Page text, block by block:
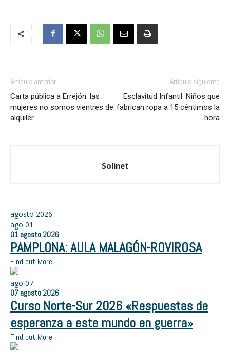
Artículo anterior
Carta pública a Errejón: las
mujeres no somos vientres de
alquiler
Artículo siguiente
Esclavitud Infantil: Niños que
fabrican ropa a 15 céntimos la
hora
Solinet
agosto 2026
ago 01
01 agosto 2026
PAMPLONA: AULA MALAGÓN-ROVIROSA
Find out More
ago 07
07 agosto 2026
Curso Norte-Sur 2026 «Respuestas de
esperanza a este mundo en guerra»
Find out More